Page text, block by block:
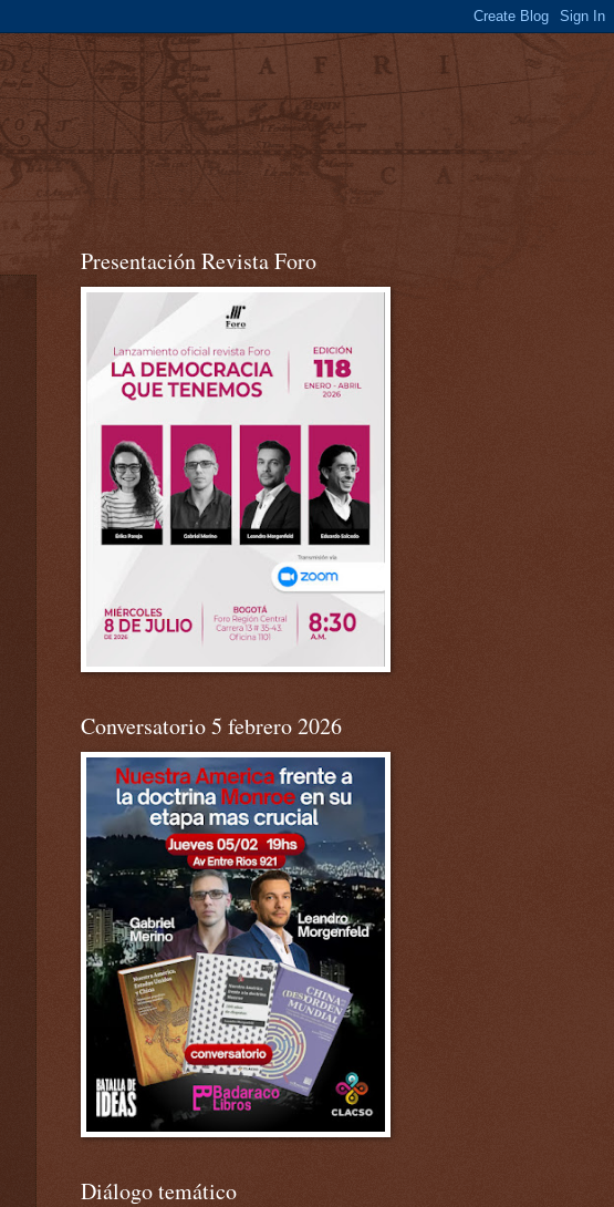
Presentación Revista Foro
Conversatorio 5 febrero 2026
Diálogo temático